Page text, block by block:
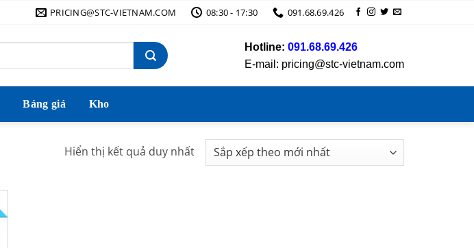
PRICING@STC-VIETNAM.COM 08:30 - 17:30 091.68.69.426
Hotline: 091.68.69.426
E-mail: pricing@stc-vietnam.com
Bảng giá Kho
Hiển thị kết quả duy nhất